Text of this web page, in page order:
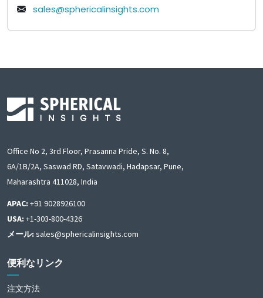
sales@sphericalinsights.com
Office No 2, 3rd Floor, Prasanna Pride, S. No. 8,
6A/1B/2A, Saswad RD, Satavwadi, Hadapsar, Pune,
Maharashtra 411028, India
APAC: +91 9028926100
USA: +1-303-800-4326
メール: sales@sphericalinsights.com
便利なリンク
注文方法